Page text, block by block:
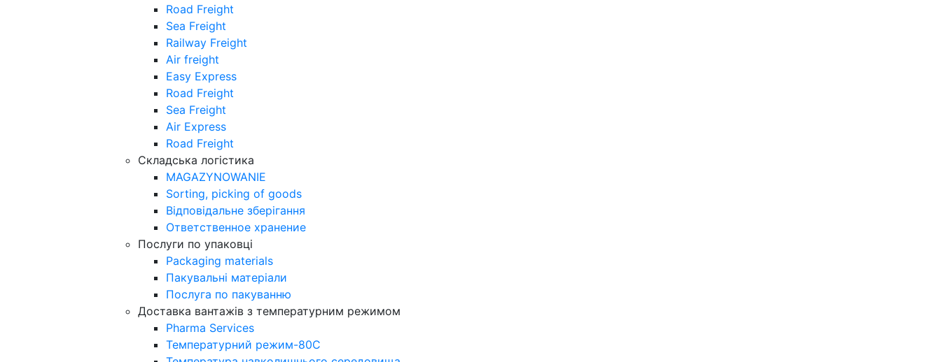
Road Freight
Sea Freight
Railway Freight
Air freight
Easy Express
Road Freight
Sea Freight
Air Express
Road Freight
Складська логістика
MAGAZYNOWANIE
Sorting, picking of goods
Відповідальне зберігання
Ответственное хранение
Послуги по упаковці
Packaging materials
Пакувальнi матерiали
Послуга по пакуванню
Доставка вантажів з температурним режимом
Pharma Services
Температурний режим-80С